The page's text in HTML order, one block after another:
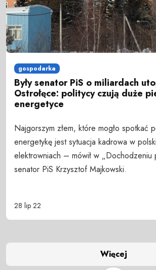
gospodarka
Były senator PiS o miliardach
Ostrołęce: politycy czują duże
energetyce
Najgorszym złem, które mogło spotkać
energetykę jest sytuacja kadrowa w
elektrowniach – mówił w „Dochodzeniu
senator PiS Krzysztof Majkowski.
28 lip 22
Więcej